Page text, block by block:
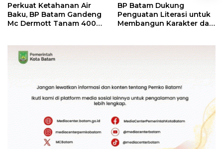
Perkuat Ketahanan Air
Baku, BP Batam Gandeng
Mc Dermott Tanam 400
BP Batam Dukung
Penguatan Literasi untuk
Membangun Karakter dan